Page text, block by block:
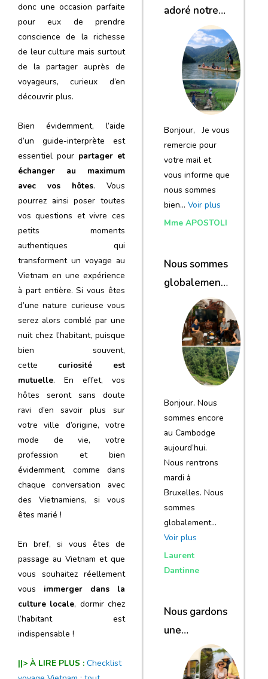
donc une occasion parfaite
pour eux de prendre
conscience de la richesse
de leur culture mais surtout
de la partager auprès de
voyageurs, curieux d’en
découvrir plus.
Bien évidemment, l’aide
d’un guide-interprète est
essentiel pour partager et
échanger au maximum
avec vos hôtes. Vous
pourrez ainsi poser toutes
vos questions et vivre ces
petits moments
authentiques qui
transforment un voyage au
Vietnam en une expérience
à part entière. Si vous êtes
d’une nature curieuse vous
serez alors comblé par une
nuit chez l’habitant, puisque
bien souvent,
cette curiosité est
mutuelle. En effet, vos
hôtes seront sans doute
ravi d’en savoir plus sur
votre ville d’origine, votre
mode de vie, votre
profession et bien
évidemment, comme dans
chaque conversation avec
des Vietnamiens, si vous
êtes marié !
En bref, si vous êtes de
passage au Vietnam et que
vous souhaitez réellement
vous immerger dans la
culture locale, dormir chez
l’habitant est
indispensable !
||> À LIRE PLUS : Checklist
adoré notre
Bonjour, Je vous
remercie pour
votre mail et
vous informe que
nous sommes
bien… Voir plus
Mme APOSTOLI
Nous sommes
globalement
satisfaits du
voyage
Bonjour. Nous
sommes encore
au Cambodge
aujourd’hui.
Nous rentrons
mardi à
Bruxelles. Nous
sommes
globalement…
Voir plus
Laurent
Dantinne
Nous gardons
une
excellente
impression de